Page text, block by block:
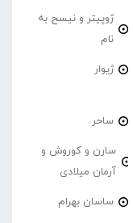
ژوپیتر و نیسح به
نام
ژیوار
ساحر
سارن و کوروش و
آرمان میلادی
ساسان بهرام